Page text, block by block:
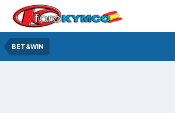
BET&WIN